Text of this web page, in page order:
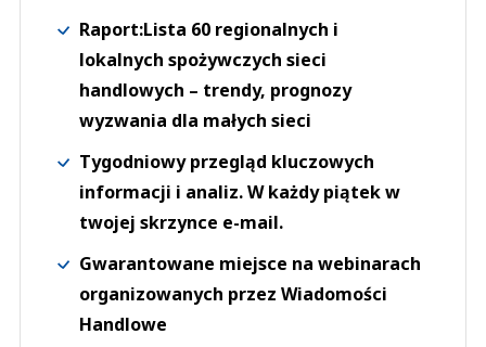
Raport:Lista 60 regionalnych i
lokalnych spożywczych sieci
handlowych – trendy, prognozy
wyzwania dla małych sieci
Tygodniowy przegląd kluczowych
informacji i analiz. W każdy piątek w
twojej skrzynce e-mail.
Gwarantowane miejsce na webinarach
organizowanych przez Wiadomości
Handlowe